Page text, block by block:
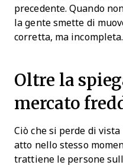
precedente. Quando
la gente smette di
corretta, ma incompleta.
Oltre la
mercato
Ciò che si perde di
atto nello stesso
trattiene le persone